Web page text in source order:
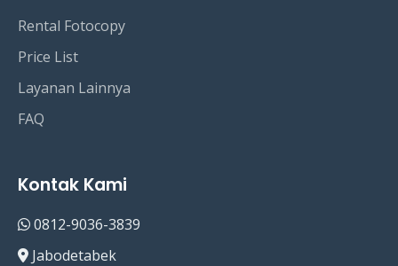
Rental Fotocopy
Price List
Layanan Lainnya
FAQ
Kontak Kami
0812-9036-3839
Jabodetabek